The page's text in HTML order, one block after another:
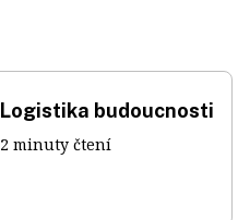
Logistika budoucnosti
2 minuty čtení